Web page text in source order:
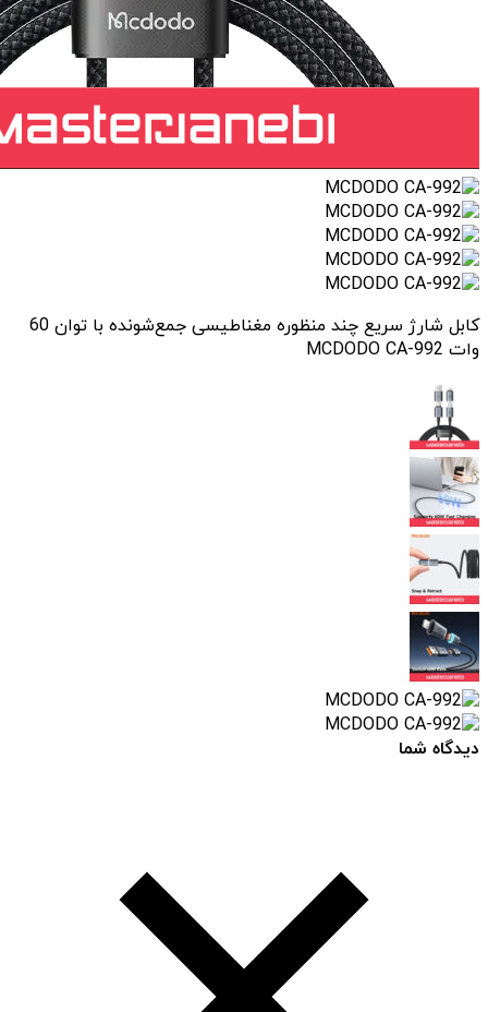
کابل شارژ سریع چند منظوره مغناطیسی جمع‌شونده با توان 60
وات MCDODO CA-992
دیدگاه شما